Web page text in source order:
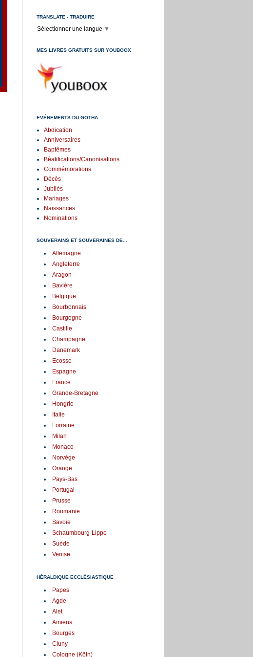
TRANSLATE - TRADUIRE
Sélectionner une langue ▼
MES LIVRES GRATUITS SUR YOUBOOX
EVÉNEMENTS DU GOTHA
Abdication
Anniversaires
Baptêmes
Béatifications/Canonisations
Commémorations
Décès
Jubilés
Mariages
Naissances
Nominations
SOUVERAINS ET SOUVERAINES DE...
Allemagne
Angleterre
Aragon
Bavière
Belgique
Bourbonnais
Bourgogne
Castille
Champagne
Danemark
Ecosse
Espagne
France
Grande-Bretagne
Hongrie
Italie
Lorraine
Milan
Monaco
Norvège
Orange
Pays-Bas
Portugal
Prusse
Roumanie
Savoie
Schaumbourg-Lippe
Suède
Venise
HÉRALDIQUE ECCLÉSIASTIQUE
Papes
Agde
Alet
Amiens
Bourges
Cluny
Cologne (Köln)